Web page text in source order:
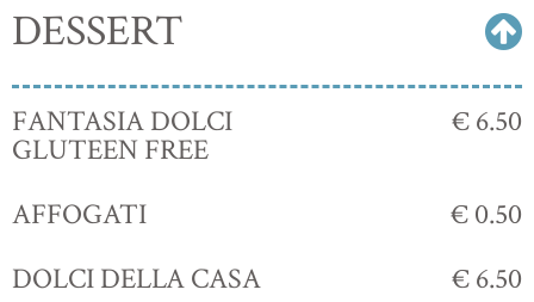
DESSERT
FANTASIA DOLCI
GLUTEEN FREE
€ 6.50
AFFOGATI
€ 0.50
DOLCI DELLA CASA
€ 6.50